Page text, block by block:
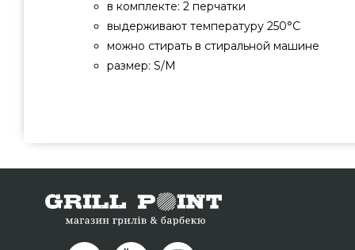
в комплекте: 2 перчатки
выдерживают температуру 250°C
можно стирать в стиральной машине
размер: S/M
мангалов GrillPoint. Самые лучшие предложения на
онлайн каталоге GrillPoint. Позвоните прямо сейчас